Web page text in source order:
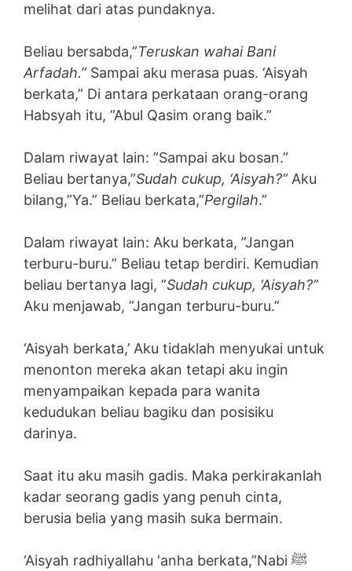
melihat dari atas pundaknya.
Beliau bersabda,”Teruskan wahai Bani
Arfadah.” Sampai aku merasa puas. ‘Aisyah
berkata,” Di antara perkataan orang-orang
Habsyah itu, ”Abul Qasim orang baik.”
Dalam riwayat lain: ”Sampai aku bosan.”
Beliau bertanya,”Sudah cukup, ‘Aisyah?”Aku
bilang,”Ya.” Beliau berkata,”Pergilah.”
Dalam riwayat lain: Aku berkata, ”Jangan
terburu-buru.” Beliau tetap berdiri. Kemudian
beliau bertanya lagi, ”Sudah cukup, ‘Aisyah?”
Aku menjawab, ”Jangan terburu-buru.”
‘Aisyah berkata,’ Aku tidaklah menyukai untuk
menonton mereka akan tetapi aku ingin
menyampaikan kepada para wanita
kedudukan beliau bagiku dan posisiku
darinya.
Saat itu aku masih gadis. Maka perkirakanlah
kadar seorang gadis yang penuh cinta,
berusia belia yang masih suka bermain.
‘Aisyah radhiyallahu ‘anha berkata,”Nabi ﷺ